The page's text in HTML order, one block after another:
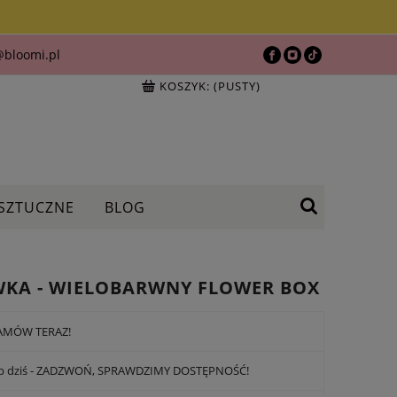
KOSZYK: (PUSTY)
BLOG
- WIELOBARWNY FLOWER BOX
TERAZ!
- ZADZWOŃ, SPRAWDZIMY DOSTĘPNOŚĆ!